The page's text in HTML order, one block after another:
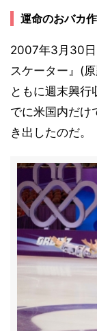
運命のおバカ
2007年3月30日
スケーター』(
ともに週末興行
でに米国内だけ
き出したのだ。